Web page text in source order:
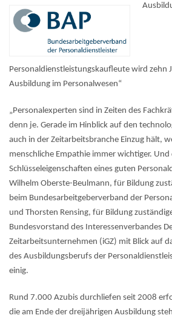
Personaldienstleistungskaufleute wird zehn
Ausbildung im Personalwesen“
„Personalexperten sind in Zeiten des
denn je. Gerade im Hinblick auf den
auch in der Zeitarbeitsbranche Einzug hält,
menschliche Empathie immer wichtiger. Und
Schlüsseleigenschaften eines guten
Wilhelm Oberste-Beulmann, für Bildung
beim Bundesarbeitgeberverband der
und Thorsten Rensing, für Bildung
Bundesvorstand des Interessenverbandes
Zeitarbeitsunternehmen (iGZ) mit Blick auf
des Ausbildungsberufs der
einig.
Rund 7.000 Azubis durchliefen seit 2008
die am Ende der dreijährigen Ausbildung